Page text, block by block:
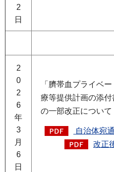
2
日
2
0
2
6
年
3
月
6
日
「臍帯血プライベ
療等提供計画の添付
の一部改正について
自治体宛
改正